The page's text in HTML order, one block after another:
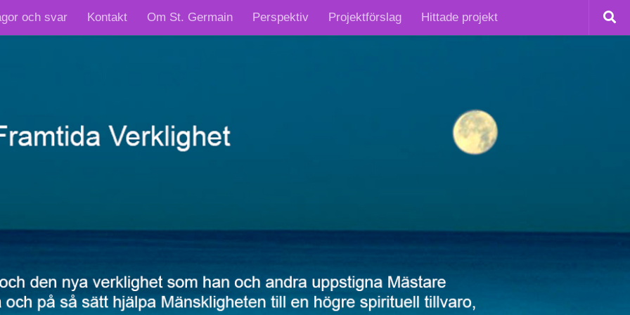
och svar Kontakt Om St. Germain Perspektiv Projektförslag Hittade projekt